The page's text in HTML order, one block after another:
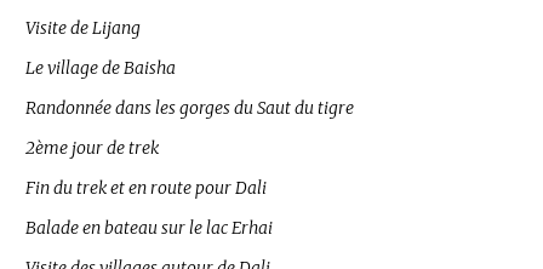
Visite de Lijang
Le village de Baisha
Randonnée dans les gorges du Saut du tigre
2ème jour de trek
Fin du trek et en route pour Dali
Balade en bateau sur le lac Erhai